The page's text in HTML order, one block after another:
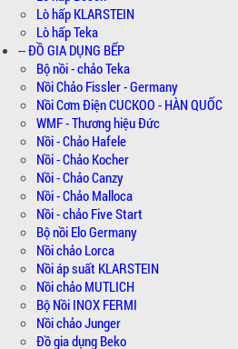
Lò hấp KLARSTEIN
Lò hấp Teka
-- ĐỒ GIA DỤNG BẾP
Bộ nồi - chảo Teka
Nồi Chảo Fissler - Germany
Nồi Cơm Điện CUCKOO - HÀN QUỐC
WMF - Thương hiệu Đức
Nồi - Chảo Hafele
Nồi - Chảo Kocher
Nồi - Chảo Canzy
Nồi - Chảo Malloca
Nồi - chảo Five Start
Bộ nồi Elo Germany
Nồi chảo Lorca
Nồi áp suất KLARSTEIN
Nồi chảo MUTLICH
Bộ Nồi INOX FERMI
Nồi chảo Junger
Đồ gia dụng Beko